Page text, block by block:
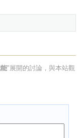
"展開的討論，與本站觀